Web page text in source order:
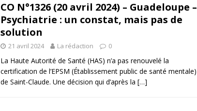
CO N°1326 (20 avril 2024) – Guadeloupe –
Psychiatrie : un constat, mais pas de
solution
21 avril 2024 La rédaction 0
La Haute Autorité de Santé (HAS) n’a pas renouvelé la
certification de l’EPSM (Établissement public de santé mentale)
de Saint-Claude. Une décision qui d’après la […]